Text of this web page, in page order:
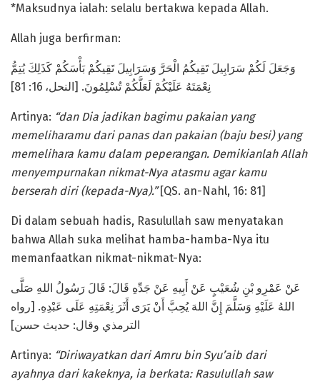
*Maksudnya ialah: selalu bertakwa kepada Allah.
Allah juga berfirman:
وَجَعَلَ لَكُمْ سَرَابِيلَ تَقِيكُمُ الْحَرَّ وَسَرَابِيلَ تَقِيكُمْ بَأْسَكُمْ كَذَلِكَ يُتِمُّ
نِعْمَتَهُ عَلَيْكُمْ لَعَلَّكُمْ تُسْلِمُونَ. [النحل، 16: 81]
Artinya: “dan Dia jadikan bagimu pakaian yang
memeliharamu dari panas dan pakaian (baju besi) yang
memelihara kamu dalam peperangan. Demikianlah Allah
menyempurnakan nikmat-Nya atasmu agar kamu
berserah diri (kepada-Nya).”[QS. an-Nahl, 16: 81]
Di dalam sebuah hadis, Rasulullah saw menyatakan
bahwa Allah suka melihat hamba-hamba-Nya itu
memanfaatkan nikmat-nikmat-Nya:
عَنْ عَمْرِو بْنِ شُعَيْبٍ عَنْ أَبِيهِ عَنْ جَدِّهِ قَالَ: قَالَ رَسُولُ اللهِ صَلَّى
اللهُ عَلَيْهِ وَسَلَّمَ إِنَّ اللهَ يُحِبَّ أَنْ يَرَى أَثَرَ نِعْمَتِهِ عَلَى عَبْدِهِ. [رواه
الترمذي وقال: حديث حسن]
Artinya: “Diriwayatkan dari Amru bin Syu’aib dari
ayahnya dari kakeknya, ia berkata: Rasulullah saw